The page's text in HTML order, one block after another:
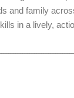
and family
in a lively,